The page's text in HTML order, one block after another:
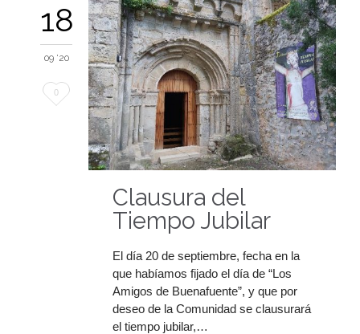
18
09 '20
Me
0
Clausura del
Tiempo Jubilar
El día 20 de septiembre, fecha en la
que habíamos fijado el día de “Los
Amigos de Buenafuente”, y que por
deseo de la Comunidad se clausurará
el tiempo jubilar,…